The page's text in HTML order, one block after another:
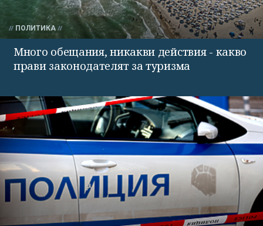
ПОЛИТИКА
Много обещания, никакви действия - какво
прави законодателят за туризма